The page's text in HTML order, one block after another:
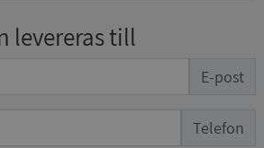
levereras till
E-post
Telefon